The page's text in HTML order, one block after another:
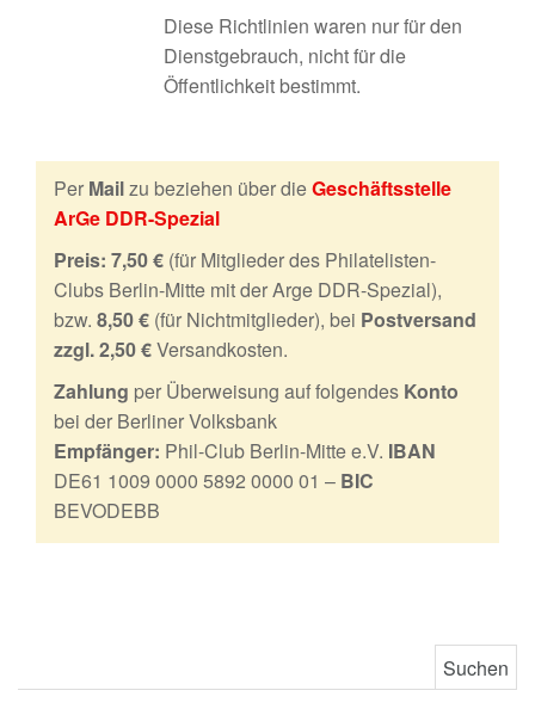
Diese Richtlinien waren nur für den
Dienstgebrauch, nicht für die
Öffentlichkeit bestimmt.
Per Mailzu beziehen über dieGeschäftsstelle
ArGe DDR-Spezial
Preis: 7,50 € (für Mitglieder des Philatelisten-
Clubs Berlin-Mitte mit der Arge DDR-Spezial),
bzw. 8,50 € (für Nichtmitglieder), bei Postversand
zzgl. 2,50 €Versandkosten.
Zahlung per Überweisung auf folgendes Konto
bei der Berliner Volksbank
Empfänger: Phil-Club Berlin-Mitte e.V. IBAN
DE61 1009 0000 5892 0000 01 – BIC
BEVODEBB